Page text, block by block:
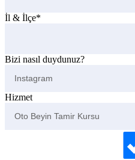
İl & İlçe*
Bizi nasıl duydunuz?
Hizmet